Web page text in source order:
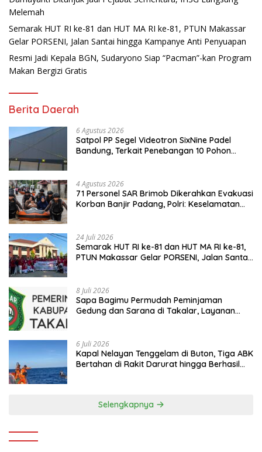
Melemah
Semarak HUT RI ke-81 dan HUT MA RI ke-81, PTUN Makassar
Gelar PORSENI, Jalan Santai hingga Kampanye Anti Penyuapan
Resmi Jadi Kepala BGN, Sudaryono Siap “Pacman”-kan Program
Makan Bergizi Gratis
Berita Daerah
6 Agustus 2026
Satpol PP Segel Videotron SixNine Padel
Bandung, Terkait Penebangan 10 Pohon
4 Agustus 2026
71 Personel SAR Brimob Dikerahkan Evakuasi
Korban Banjir Padang, Polri: Keselamatan
24 Juli 2026
Semarak HUT RI ke-81 dan HUT MA RI ke-81,
PTUN Makassar Gelar PORSENI, Jalan Santai
8 Juli 2026
Sapa Bagimu Permudah Peminjaman
Gedung dan Sarana di Takalar, Layanan
6 Juli 2026
Kapal Nelayan Tenggelam di Buton, Tiga ABK
Bertahan di Rakit Darurat hingga Berhasil
Selengkapnya